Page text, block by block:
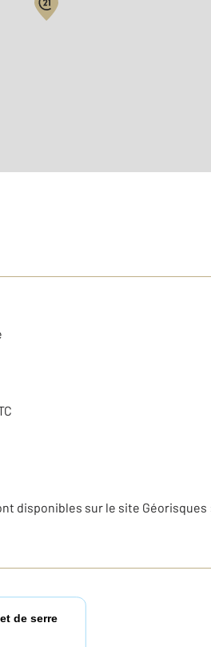
disponibles sur le site
de serre